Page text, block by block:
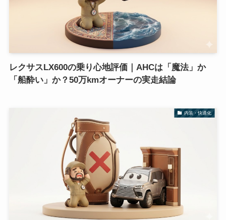
レクサスLX600の乗り心地評価｜AHCは「魔法」か
「船酔い」か？50万kmオーナーの実走結論
内装・快適化